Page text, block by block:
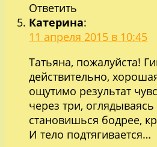
Ответить
Катерина:
11 апреля 2015 в 10:45
Татьяна, пожалуйста!
действительно,
ощутимо результат
через три,
становишься бодрее,
И тело подтягивается…